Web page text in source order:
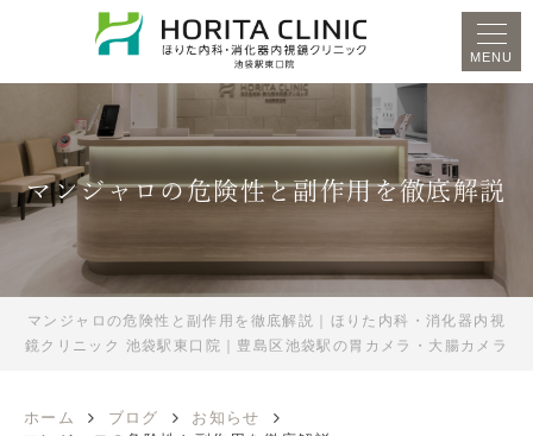
MENU
マンジャロの危険性と副作用を徹底解説
マンジャロの危険性と副作用を徹底解説｜ほりた内科・消化器内視
鏡クリニック 池袋駅東口院｜豊島区池袋駅の胃カメラ・大腸カメラ
ホーム ブログ
お知らせ